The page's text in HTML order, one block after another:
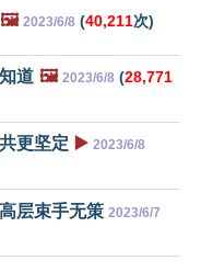
🖼️ 2023/6/8 (40,211次)
道 🖼️ 2023/6/8 (28,771
更坚定 ▶️ 2023/6/8
层束手无策 2023/6/7